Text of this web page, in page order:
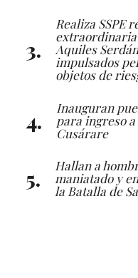
Realiza SSPE
extraordinaria
Aquiles
impulsados
objetos de
Inauguran
para ingreso a
Cusárare
Hallan a
maniatado y
la Batalla de